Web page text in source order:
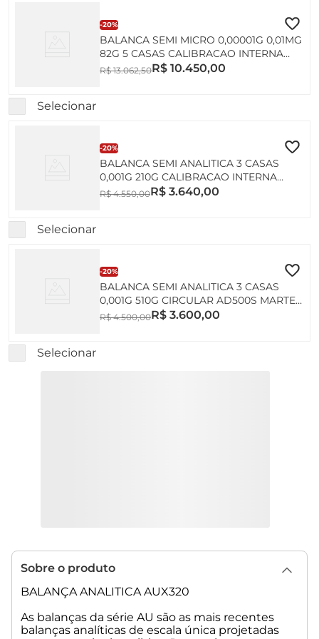
-20%
BALANCA SEMI MICRO 0,00001G 0,01MG
82G 5 CASAS CALIBRACAO INTERNA
AUTOMATICA AUW220D SHIMADZU
R$ 13.062,50R$ 10.450,00
Selecionar
-20%
BALANCA SEMI ANALITICA 3 CASAS
0,001G 210G CALIBRACAO INTERNA
AUTOMATICA AD200-CAL MARTE
R$ 4.550,00R$ 3.640,00
Selecionar
-20%
BALANCA SEMI ANALITICA 3 CASAS
0,001G 510G CIRCULAR AD500S MARTE
INMETRO
R$ 4.500,00R$ 3.600,00
Selecionar
Sobre o produto
BALANÇA ANALITICA AUX320
As balanças da série AU são as mais recentes
balanças analíticas de escala única projetadas